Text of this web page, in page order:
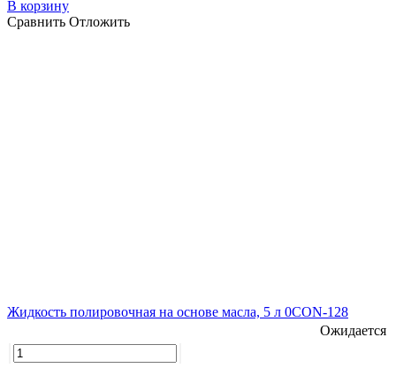
В корзину
Сравнить Отложить
Жидкость полировочная на основе масла, 5 л 0CON-128
Ожидается